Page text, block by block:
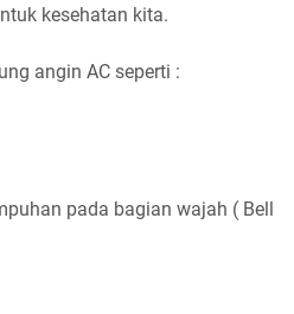
kesehatan kita.
angin AC seperti :
pada bagian wajah ( Bell